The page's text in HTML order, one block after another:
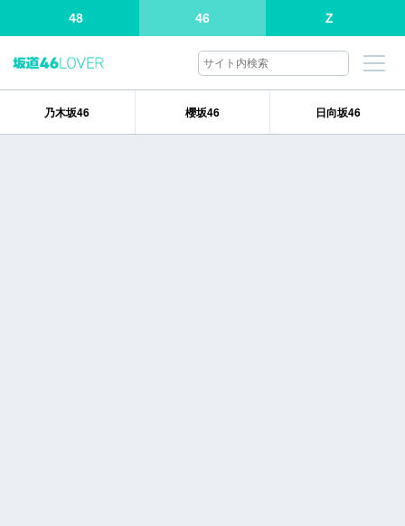
48 46 Z
乃木坂46 櫻坂46 日向坂46